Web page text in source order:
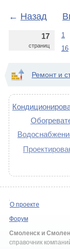
← Назад
17
страниц
1
16
Ремонт и
О проекте
Форум
Смоленск и
справочник